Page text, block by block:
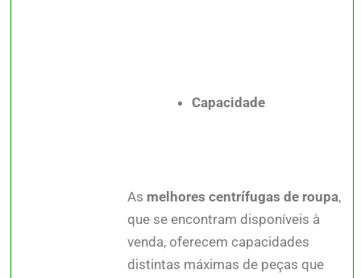
Capacidade
As melhores centrífugas de roupa,
que se encontram disponíveis à
venda, oferecem capacidades
distintas máximas de peças que